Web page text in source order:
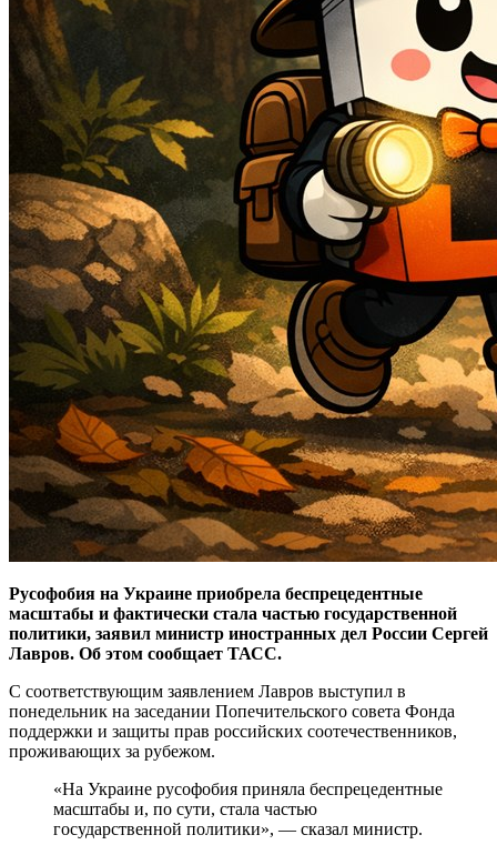
Русофобия на Украине приобрела беспрецедентные
масштабы и фактически стала частью государственной
политики, заявил министр иностранных дел России Сергей
Лавров. Об этом сообщает ТАСС.
С соответствующим заявлением Лавров выступил в
понедельник на заседании Попечительского совета Фонда
поддержки и защиты прав российских соотечественников,
проживающих за рубежом.
«На Украине русофобия приняла беспрецедентные
масштабы и, по сути, стала частью
государственной политики», — сказал министр.